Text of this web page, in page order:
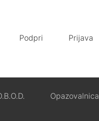
Podpri Prijava
Opazovalnica